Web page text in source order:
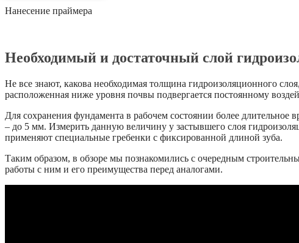
Нанесение праймера
Необходимый и достаточный слой
Не все знают, какова необходимая толщина гидроизоляционного
расположенная ниже уровня почвы подвергается постоянному
Для сохранения фундамента в рабочем состоянии более длительное
– до 5 мм. Измерить данную величину у застывшего слоя
применяют специальные гребенки с фиксированной длиной зуба.
Таким образом, в обзоре мы познакомились с очередным
работы с ним и его преимущества перед аналогами.